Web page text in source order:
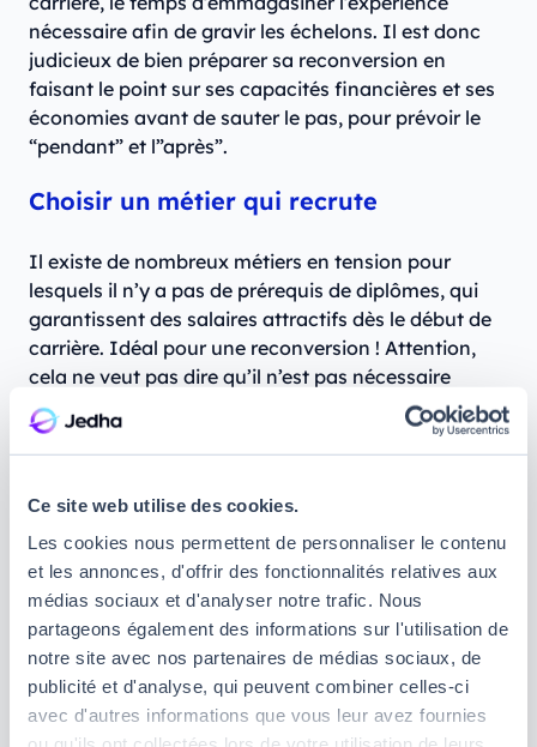
Ce site web utilise des cookies.
Les cookies nous permettent de personnaliser le contenu
et les annonces, d'offrir des fonctionnalités relatives aux
médias sociaux et d'analyser notre trafic. Nous
partageons également des informations sur l'utilisation de
notre site avec nos partenaires de médias sociaux, de
publicité et d'analyse, qui peuvent combiner celles-ci
avec d'autres informations que vous leur avez fournies
nécessaire afin de gravir les échelons. Il est donc
judicieux de bien préparer sa reconversion en
faisant le point sur ses capacités financières et ses
économies avant de sauter le pas, pour prévoir le
“pendant” et l”après”.
Choisir un métier qui recrute
Il existe de nombreux métiers en tension pour
lesquels il n’y a pas de prérequis de diplômes, qui
garantissent des salaires attractifs dès le début de
carrière. Idéal pour une reconversion ! Attention,
cela ne veut pas dire qu’il n’est pas nécessaire
d’acquérir via la formation des compétences
spécifiques. Voici quelques exemples qui pourraient
vous surprendre :
5 métiers qui recrutent sans diplôme
universitaire
Plombier
Pentester
Chauffeur poids lourd
Analyste data